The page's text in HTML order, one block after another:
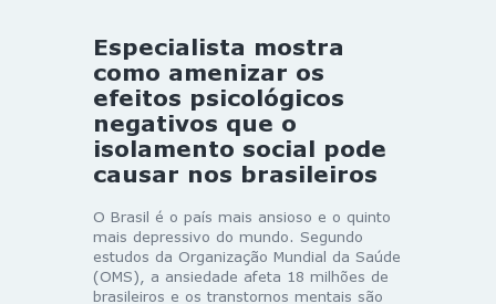
Especialista mostra
como amenizar os
efeitos psicológicos
negativos que o
isolamento social pode
causar nos brasileiros
O Brasil é o país mais ansioso e o quinto
mais depressivo do mundo. Segundo
estudos da Organização Mundial da Saúde
(OMS), a ansiedade afeta 18 milhões de
brasileiros e os transtornos mentais são